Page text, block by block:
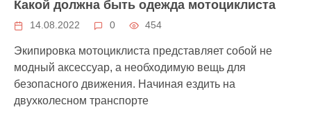
Какой должна быть одежда мотоциклиста
14.08.2022 0 454
Экипировка мотоциклиста представляет собой не
модный аксессуар, а необходимую вещь для
безопасного движения. Начиная ездить на
двухколесном транспорте